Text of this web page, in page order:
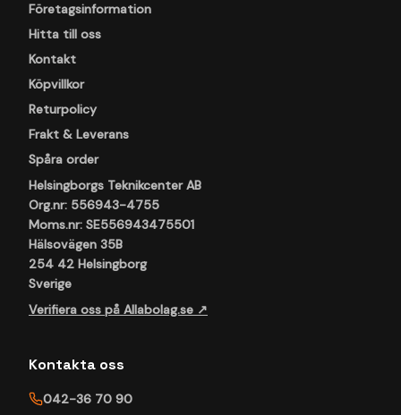
Företagsinformation
Hitta till oss
Kontakt
Köpvillkor
Returpolicy
Frakt & Leverans
Spåra order
Helsingborgs Teknikcenter AB
Org.nr: 556943-4755
Moms.nr: SE556943475501
Hälsovägen 35B
254 42 Helsingborg
Sverige
Verifiera oss på Allabolag.se ↗
Kontakta oss
042-36 70 90